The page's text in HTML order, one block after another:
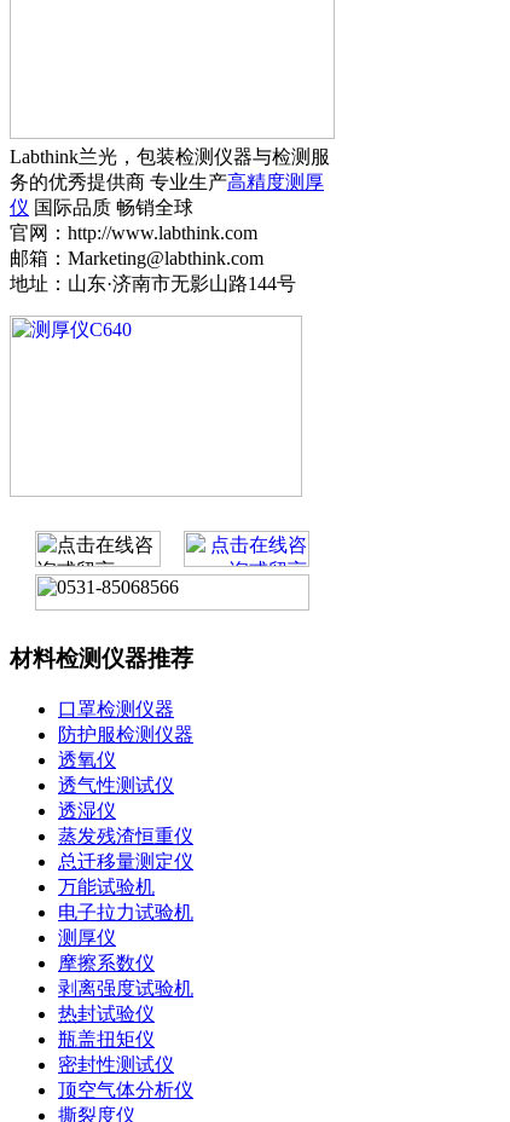
Labthink兰光，包装检测仪器与检测服
务的优秀提供商 专业生产高精度测厚
仪 国际品质 畅销全球
官网：http://www.labthink.com
邮箱：Marketing@labthink.com
地址：山东·济南市无影山路144号
材料检测仪器推荐
口罩检测仪器
防护服检测仪器
透氧仪
透气性测试仪
透湿仪
蒸发残渣恒重仪
总迁移量测定仪
万能试验机
电子拉力试验机
测厚仪
摩擦系数仪
剥离强度试验机
热封试验仪
瓶盖扭矩仪
密封性测试仪
顶空气体分析仪
撕裂度仪